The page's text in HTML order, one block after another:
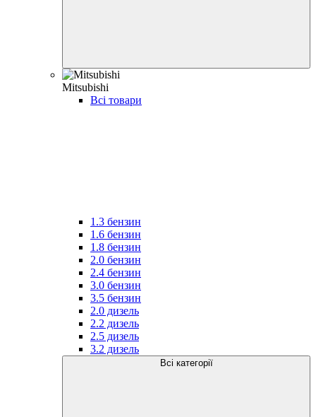
Mitsubishi
Всі товари
1.3 бензин
1.6 бензин
1.8 бензин
2.0 бензин
2.4 бензин
3.0 бензин
3.5 бензин
2.0 дизель
2.2 дизель
2.5 дизель
3.2 дизель
Всі категорії